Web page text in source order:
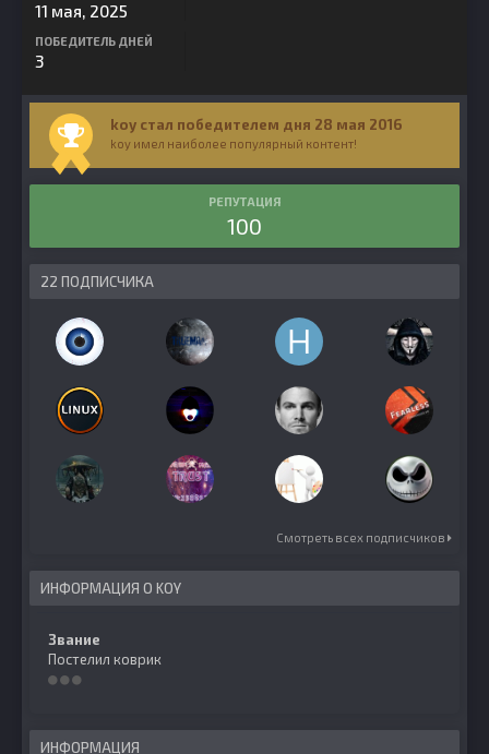
11 мая, 2025
ПОБЕДИТЕЛЬ ДНЕЙ
3
koy стал победителем дня 28 мая 2016
koy имел наиболее популярный контент!
РЕПУТАЦИЯ
100
22 ПОДПИСЧИКА
Смотреть всех подписчиков
ИНФОРМАЦИЯ О KOY
Звание
Постелил коврик
ИНФОРМАЦИЯ